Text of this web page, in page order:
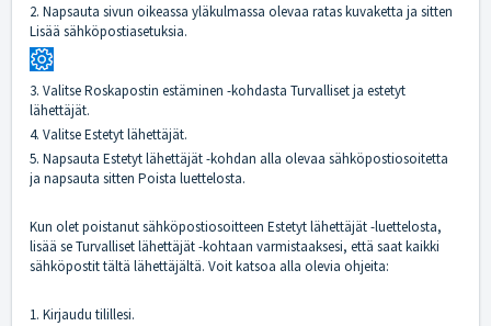
2. Napsauta sivun oikeassa yläkulmassa olevaa ratas kuvaketta ja sitten
Lisää sähköpostiasetuksia.
3. Valitse Roskapostin estäminen -kohdasta Turvalliset ja estetyt
lähettäjät.
4. Valitse Estetyt lähettäjät.
5. Napsauta Estetyt lähettäjät -kohdan alla olevaa sähköpostiosoitetta
ja napsauta sitten Poista luettelosta.
Kun olet poistanut sähköpostiosoitteen Estetyt lähettäjät -luettelosta,
lisää se Turvalliset lähettäjät -kohtaan varmistaaksesi, että saat kaikki
sähköpostit tältä lähettäjältä. Voit katsoa alla olevia ohjeita:
1. Kirjaudu tilillesi.